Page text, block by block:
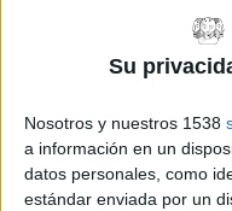
Su
Nosotros y nuestros 1538
a información en un
datos personales, como
estándar enviada por un
Durant la
material per al